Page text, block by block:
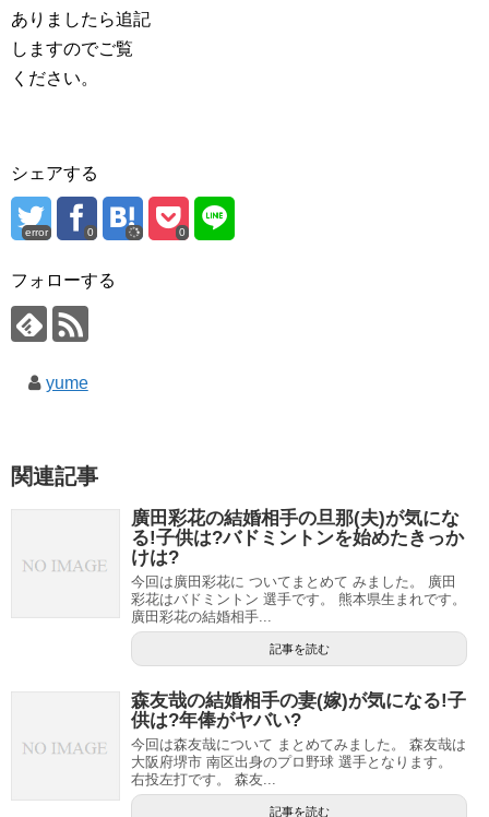
ありましたら追記
しますのでご覧
ください。
シェアする
error 0 0
フォローする
yume
関連記事
廣田彩花の結婚相手の旦那(夫)が気にな
る!子供は?バドミントンを始めたきっか
けは?
今回は廣田彩花に ついてまとめて みました。 廣田
彩花はバドミントン 選手です。 熊本県生まれです。
廣田彩花の結婚相手...
記事を読む
森友哉の結婚相手の妻(嫁)が気になる!子
供は?年俸がヤバい?
今回は森友哉について まとめてみました。 森友哉は
大阪府堺市 南区出身のプロ野球 選手となります。
右投左打です。 森友...
記事を読む